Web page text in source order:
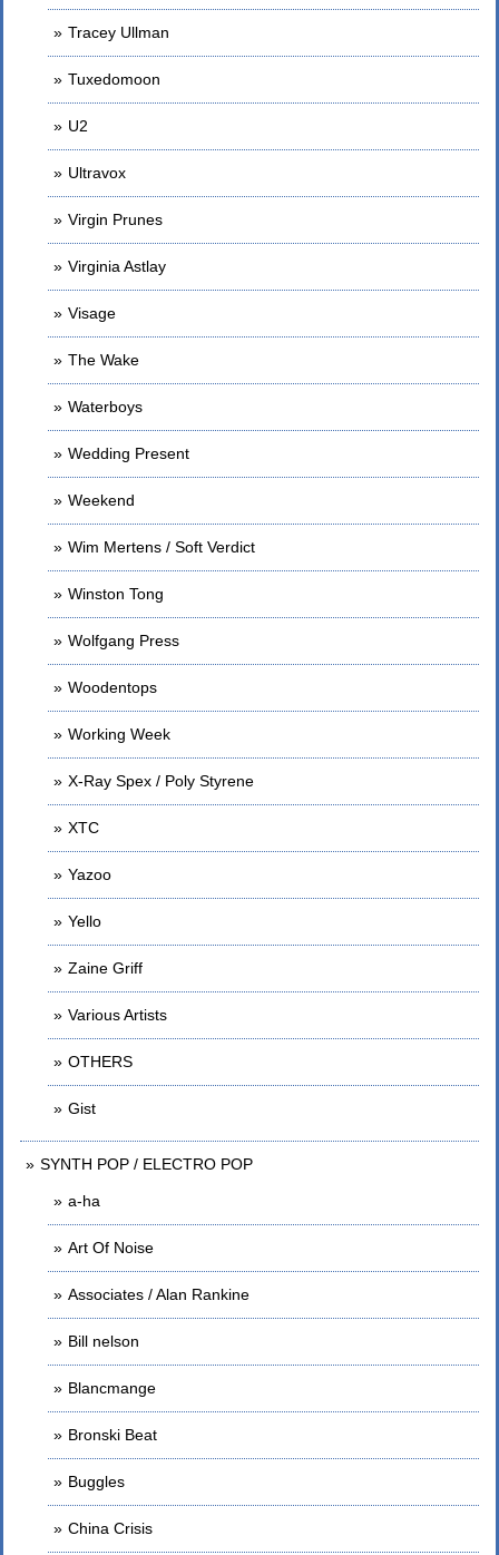
Tracey Ullman
Tuxedomoon
U2
Ultravox
Virgin Prunes
Virginia Astlay
Visage
The Wake
Waterboys
Wedding Present
Weekend
Wim Mertens / Soft Verdict
Winston Tong
Wolfgang Press
Woodentops
Working Week
X-Ray Spex / Poly Styrene
XTC
Yazoo
Yello
Zaine Griff
Various Artists
OTHERS
Gist
SYNTH POP / ELECTRO POP
a-ha
Art Of Noise
Associates / Alan Rankine
Bill nelson
Blancmange
Bronski Beat
Buggles
China Crisis